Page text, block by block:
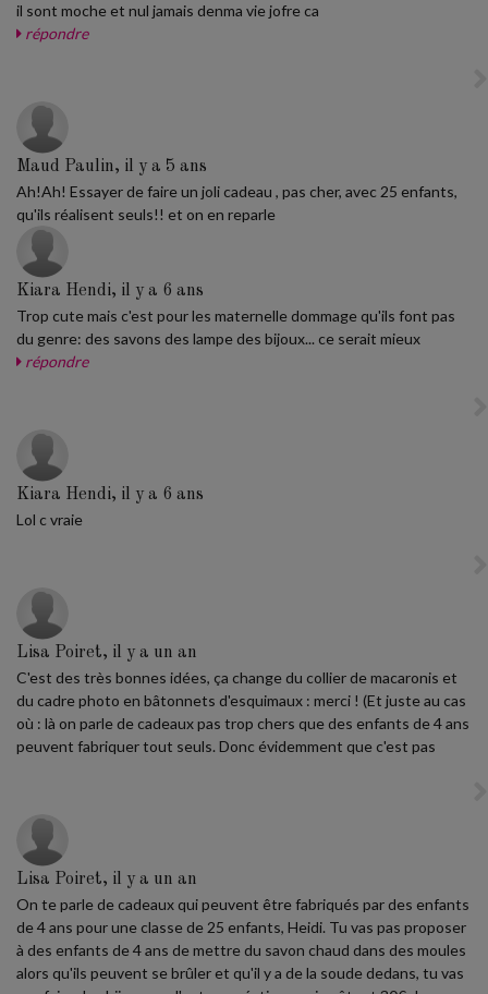
il sont moche et nul jamais denma vie jofre ca
répondre
Maud Paulin, il y a 5 ans
Ah!Ah! Essayer de faire un joli cadeau , pas cher, avec 25 enfants,
qu'ils réalisent seuls!! et on en reparle
Kiara Hendi, il y a 6 ans
Trop cute mais c'est pour les maternelle dommage qu'ils font pas
du genre: des savons des lampe des bijoux... ce serait mieux
répondre
Kiara Hendi, il y a 6 ans
Lol c vraie
Lisa Poiret, il y a un an
C'est des très bonnes idées, ça change du collier de macaronis et
du cadre photo en bâtonnets d'esquimaux : merci ! (Et juste au cas
où : là on parle de cadeaux pas trop chers que des enfants de 4 ans
peuvent fabriquer tout seuls. Donc évidemment que c'est pas
Lisa Poiret, il y a un an
On te parle de cadeaux qui peuvent être fabriqués par des enfants
de 4 ans pour une classe de 25 enfants, Heidi. Tu vas pas proposer
à des enfants de 4 ans de mettre du savon chaud dans des moules
alors qu'ils peuvent se brûler et qu'il y a de la soude dedans, tu vas